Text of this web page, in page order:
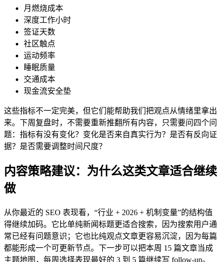
月燃烧成本
深度工作小时
签证天数
社区触点
运动频率
睡眠质量
交通成本
现金流安全垫
这些指标不一定完美，但它们能帮助我们把观点从情绪里拿出
来。下周复盘时，不需要重新推翻所有内容，只需要问四个问
题：指标有没有变化？变化是否来自真实行为？是否有反向证
据？是否需要调整时间尺度？
内容策略建议：为什么这类文章适合继续
做
从你最近的 SEO 表现看，“行业 + 2026 + 机制变量”的结构值
得继续加码。它比单纯新闻标题更适合搜索，因为搜索用户通
常已经有问题意识；它也比纯观点文章更容易沉淀，因为每篇
都能形成一个可更新节点。下一步可以把本周 15 篇文章当成
主题地图，每周选择表现最好的 3 到 5 篇继续写 follow-up。